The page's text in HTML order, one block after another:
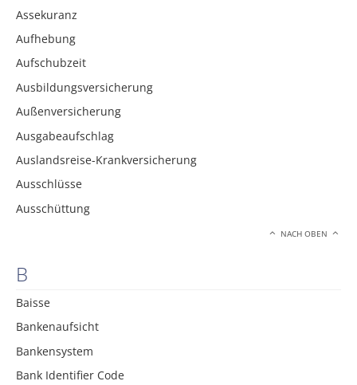
Assekuranz
Aufhebung
Aufschubzeit
Ausbildungsversicherung
Außenversicherung
Ausgabeaufschlag
Auslandsreise-Krankversicherung
Ausschlüsse
Ausschüttung
NACH OBEN
B
Baisse
Bankenaufsicht
Bankensystem
Bank Identifier Code